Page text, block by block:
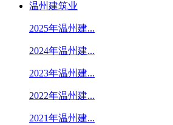
温州建筑业
2025年温州建...
2024年温州建...
2023年温州建...
2022年温州建...
2021年温州建...